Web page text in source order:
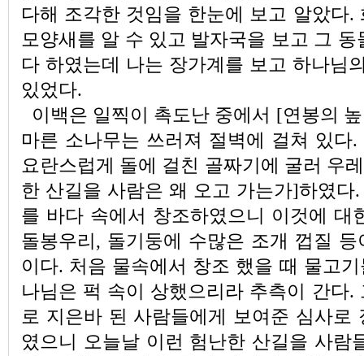
다해 조각한 것임을 한눈에 보고 알았다.
모양새를 알 수 있고 발자국을 보고 그
다 하였는데 나는 장가계를 보고 하나님
있었다.
이백은 일찍이 촉도난 중에서 [연봉의
마른 소나무는 쓰러져 절벽에 걸쳐 있다
요란스럽게 돌에 걸친 골짜기에 굴러 우
한 산길을 사람은 왜 오고 가는가]하였다
를 바다 속에서 창조하였으니 이것에 대
돌봉우리, 돌기둥에 수많은 조개 껍질
이다. 처음 물속에서 창조 했을 때 물고
나님은 퍽 속이 상했으리라 추측이 간다.
로 지은바 된 사람들에게 보여준 심사로
였으니 오늘날 이런 험난한 산길을 사람